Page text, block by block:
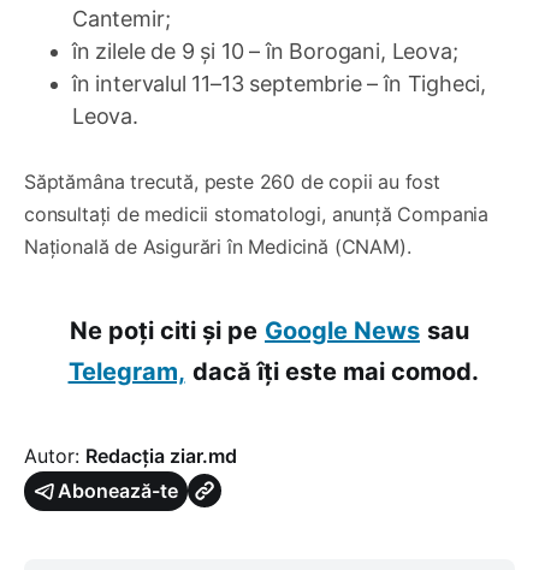
Cantemir;
în zilele de 9 și 10 – în Borogani, Leova;
în intervalul 11–13 septembrie – în Tigheci,
Leova.
Săptămâna trecută, peste 260 de copii au fost
consultați de medicii stomatologi, anunță Compania
Națională de Asigurări în Medicină (CNAM).
Ne poți citi și pe Google News sau
Telegram, dacă îți este mai comod.
Autor: Redacția ziar.md
Abonează-te